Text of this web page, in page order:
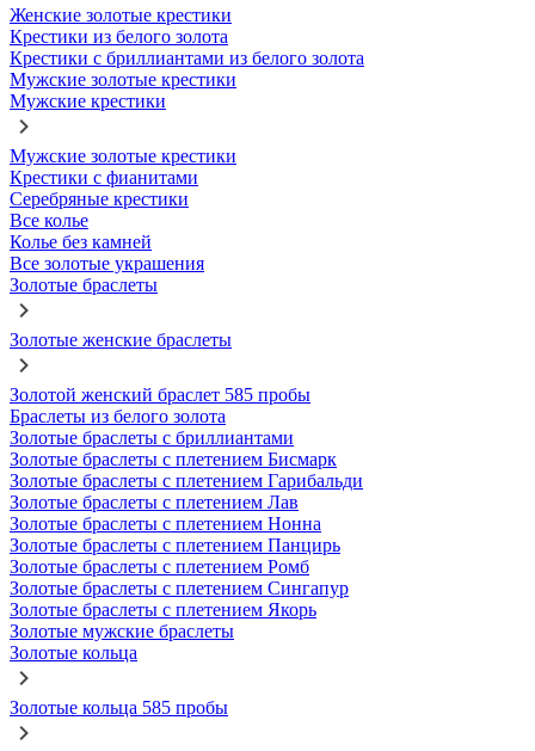
Женские золотые крестики
Крестики из белого золота
Крестики с бриллиантами из белого золота
Мужские золотые крестики
Мужские крестики
Мужские золотые крестики
Крестики с фианитами
Серебряные крестики
Все колье
Колье без камней
Все золотые украшения
Золотые браслеты
Золотые женские браслеты
Золотой женский браслет 585 пробы
Браслеты из белого золота
Золотые браслеты с бриллиантами
Золотые браслеты с плетением Бисмарк
Золотые браслеты с плетением Гарибальди
Золотые браслеты с плетением Лав
Золотые браслеты с плетением Нонна
Золотые браслеты с плетением Панцирь
Золотые браслеты с плетением Ромб
Золотые браслеты с плетением Сингапур
Золотые браслеты с плетением Якорь
Золотые мужские браслеты
Золотые кольца
Золотые кольца 585 пробы